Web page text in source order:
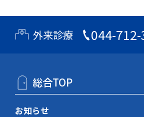
外来診療 044-
総合TOP
お知らせ